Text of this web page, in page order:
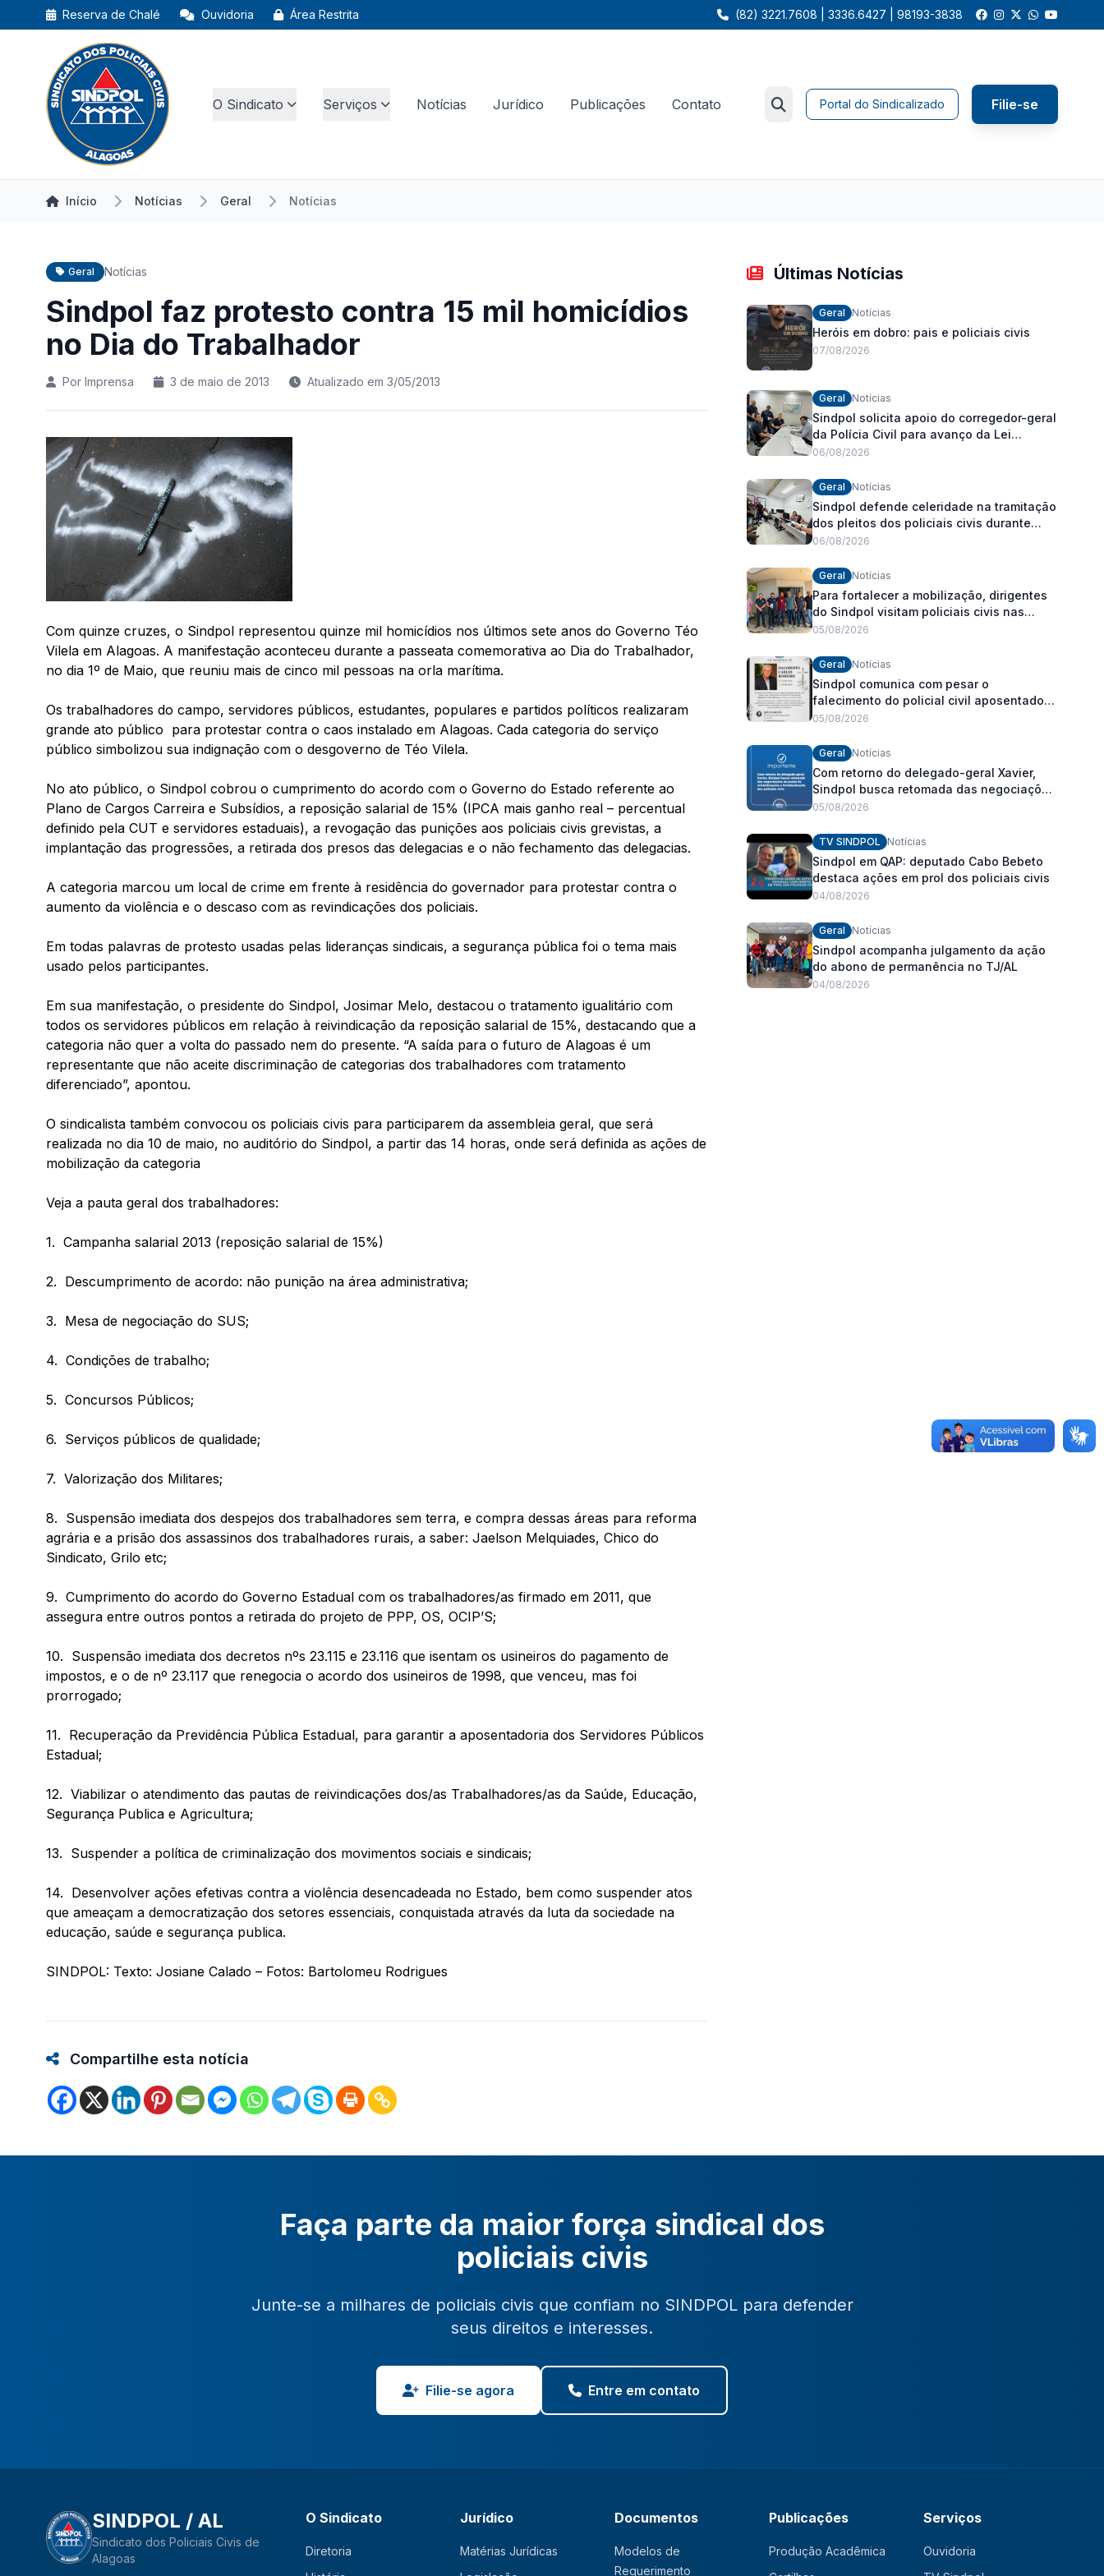
Reserva de Chalé Ouvidoria Área Restrita (82) 3221.7608 | 3336.6427 | 98193-3838
O Sindicato Serviços Notícias Jurídico Publicações Contato Portal do Sindicalizado Filie-se
Início Notícias Geral Notícias
Geral Notícias
Sindpol faz protesto contra 15 mil homicídios
no Dia do Trabalhador
Por Imprensa 3 de maio de 2013 Atualizado em 3/05/2013
Com quinze cruzes, o Sindpol representou quinze mil homicídios nos últimos sete anos do Governo Téo
Vilela em Alagoas. A manifestação aconteceu durante a passeata comemorativa ao Dia do Trabalhador,
no dia 1º de Maio, que reuniu mais de cinco mil pessoas na orla marítima.
Os trabalhadores do campo, servidores públicos, estudantes, populares e partidos políticos realizaram
grande ato público para protestar contra o caos instalado em Alagoas. Cada categoria do serviço
público simbolizou sua indignação com o desgoverno de Téo Vilela.
No ato público, o Sindpol cobrou o cumprimento do acordo com o Governo do Estado referente ao
Plano de Cargos Carreira e Subsídios, a reposição salarial de 15% (IPCA mais ganho real – percentual
definido pela CUT e servidores estaduais), a revogação das punições aos policiais civis grevistas, a
implantação das progressões, a retirada dos presos das delegacias e o não fechamento das delegacias.
A categoria marcou um local de crime em frente à residência do governador para protestar contra o
aumento da violência e o descaso com as revindicações dos policiais.
Em todas palavras de protesto usadas pelas lideranças sindicais, a segurança pública foi o tema mais
usado pelos participantes.
Em sua manifestação, o presidente do Sindpol, Josimar Melo, destacou o tratamento igualitário com
todos os servidores públicos em relação à reivindicação da reposição salarial de 15%, destacando que a
categoria não quer a volta do passado nem do presente. “A saída para o futuro de Alagoas é um
representante que não aceite discriminação de categorias dos trabalhadores com tratamento
diferenciado”, apontou.
O sindicalista também convocou os policiais civis para participarem da assembleia geral, que será
realizada no dia 10 de maio, no auditório do Sindpol, a partir das 14 horas, onde será definida as ações de
mobilização da categoria
Veja a pauta geral dos trabalhadores:
1. Campanha salarial 2013 (reposição salarial de 15%)
2. Descumprimento de acordo: não punição na área administrativa;
3. Mesa de negociação do SUS;
4. Condições de trabalho;
5. Concursos Públicos;
6. Serviços públicos de qualidade;
7. Valorização dos Militares;
8. Suspensão imediata dos despejos dos trabalhadores sem terra, e compra dessas áreas para reforma
agrária e a prisão dos assassinos dos trabalhadores rurais, a saber: Jaelson Melquiades, Chico do
Sindicato, Grilo etc;
9. Cumprimento do acordo do Governo Estadual com os trabalhadores/as firmado em 2011, que
assegura entre outros pontos a retirada do projeto de PPP, OS, OCIP’S;
10. Suspensão imediata dos decretos nºs 23.115 e 23.116 que isentam os usineiros do pagamento de
impostos, e o de nº 23.117 que renegocia o acordo dos usineiros de 1998, que venceu, mas foi
prorrogado;
11. Recuperação da Previdência Pública Estadual, para garantir a aposentadoria dos Servidores Públicos
Estadual;
12. Viabilizar o atendimento das pautas de reivindicações dos/as Trabalhadores/as da Saúde, Educação,
Segurança Publica e Agricultura;
13. Suspender a política de criminalização dos movimentos sociais e sindicais;
14. Desenvolver ações efetivas contra a violência desencadeada no Estado, bem como suspender atos
que ameaçam a democratização dos setores essenciais, conquistada através da luta da sociedade na
educação, saúde e segurança publica.
SINDPOL: Texto: Josiane Calado – Fotos: Bartolomeu Rodrigues
Compartilhe esta notícia
Últimas Notícias
Geral Notícias
Heróis em dobro: pais e policiais civis
07/08/2026
Geral Notícias
Sindpol solicita apoio do corregedor-geral
da Polícia Civil para avanço da Lei
Orgânica Estadual
06/08/2026
Geral Notícias
Sindpol defende celeridade na tramitação
dos pleitos dos policiais civis durante
visita às delegacias
06/08/2026
Geral Notícias
Para fortalecer a mobilização, dirigentes
do Sindpol visitam policiais civis nas
delegacias
05/08/2026
Geral Notícias
Sindpol comunica com pesar o
falecimento do policial civil aposentado
Dagoberto Carlos Romeiro
05/08/2026
Geral Notícias
Com retorno do delegado-geral Xavier,
Sindpol busca retomada das negociações
da pauta de reivindicações e
05/08/2026
TV SINDPOL Notícias
Sindpol em QAP: deputado Cabo Bebeto
destaca ações em prol dos policiais civis
04/08/2026
Geral Notícias
Sindpol acompanha julgamento da ação
do abono de permanência no TJ/AL
04/08/2026
Faça parte da maior força sindical dos
policiais civis
Junte-se a milhares de policiais civis que confiam no SINDPOL para defender
seus direitos e interesses.
Filie-se agora Entre em contato
SINDPOL / AL
Sindicato dos Policiais Civis de
Alagoas
O Sindicato
Diretoria
Jurídico
Matérias Jurídicas
Documentos
Modelos de
Requerimento
Publicações
Produção Acadêmica
Serviços
Ouvidoria